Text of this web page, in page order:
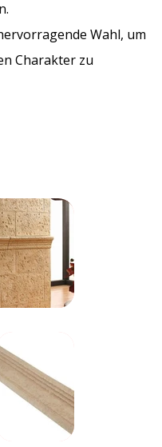
Wahl, um
Charakter zu